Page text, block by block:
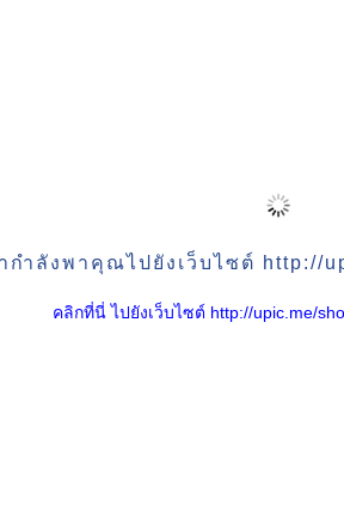
กำลังพาคุณไปยังเว็บไซต์ http://
คลิกที่นี่ ไปยังเว็บไซต์ http://upic.me/